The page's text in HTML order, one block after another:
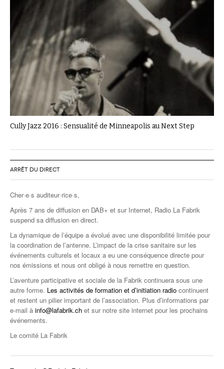
Cully Jazz 2016 : Sensualité de Minneapolis au Next Step
ARRÊT DU DIRECT
Cher·e·s auditeur·rice·s,
Après 7 ans de diffusion en DAB+ et sur Internet, Radio La Fabrik
suspend sa diffusion en direct.
La dynamique de l’équipe a évolué avec une disponibilité limitée pour
la coordination de l’antenne. L’impact de la crise sanitaire sur les
événements culturels et locaux a eu une conséquence directe pour
nos émissions et nous ont obligé à nous remettre en question.
L’aventure participative et sociale de la Fabrik continuera sous une
autre forme. Les activités de formation et d’initiation radio continuent
et restent un pilier important de l’association. Plus d’informations par
e-mail à info@lafabrik.ch et sur notre site internet pour les prochains
événements.
Le comité La Fabrik